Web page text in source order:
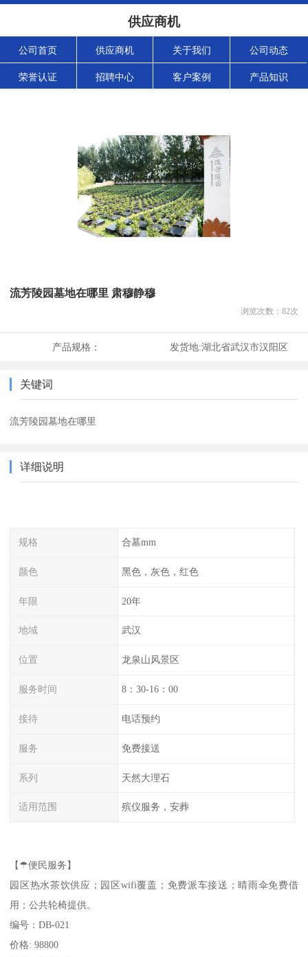
供应商机
公司首页 供应商机 关于我们 公司动态
荣誉认证 招聘中心 客户案例 产品知识
流芳陵园墓地在哪里 肃穆静穆
浏览次数： 82次
产品规格： 发货地:湖北省武汉市汉阳区
关键词
流芳陵园墓地在哪里
详细说明
规格 合墓mm
颜色 黑色，灰色，红色
年限 20年
地域 武汉
位置 龙泉山风景区
服务时间 8：30-16：00
接待 电话预约
服务 免费接送
系列 天然大理石
适用范围 殡仪服务，安葬
【☂便民服务】
园区热水茶饮供应；园区wifi覆盖；免费派车接送；晴雨伞免费借
用；公共轮椅提供。
编号：DB-021
价格: 98800